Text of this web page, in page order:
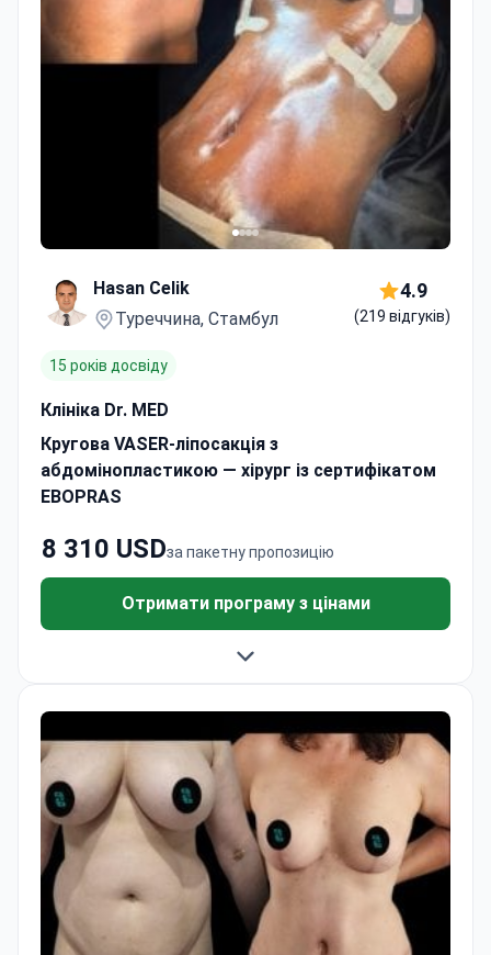
Hasan Celik
Туреччина, Стамбул
4.9
(219 відгуків)
15 років досвіду
Клініка Dr. MED
Кругова VASER-ліпосакція з
абдомінопластикою — хірург із сертифікатом
EBOPRAS
за пакетну пропозицію
8 310 USD
Отримати програму з цінами